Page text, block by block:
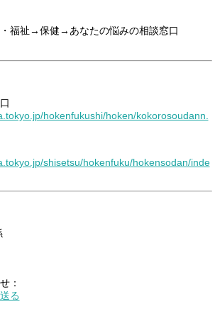
福祉→保健→あなたの悩みの相談窓口
hokenfukushi/hoken/kokorosoudann.
shisetsu/hokenfuku/hokensodan/inde
：
る